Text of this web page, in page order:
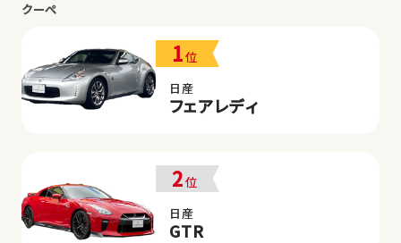
クーペ
1位
日産
フェアレディ
2位
日産
GTR